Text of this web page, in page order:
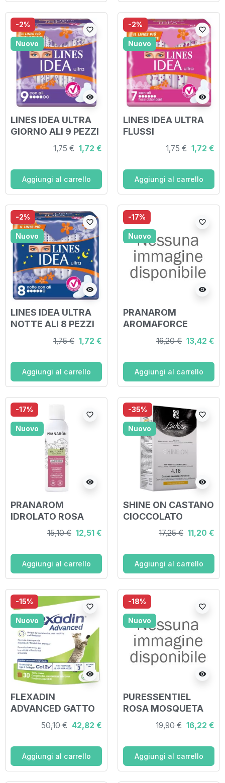
-2%
Nuovo
visibility
favorite_border
LINES IDEA ULTRA
GIORNO ALI 9 PEZZI
1,75 € 1,72 €
Aggiungi al carrello
-2%
Nuovo
visibility
favorite_border
LINES IDEA ULTRA
FLUSSI
ABBONDANTI 7
1,75 € 1,72 €
Aggiungi al carrello
-2%
Nuovo
visibility
favorite_border
LINES IDEA ULTRA
NOTTE ALI 8 PEZZI
1,75 € 1,72 €
Aggiungi al carrello
-17%
Nuovo
visibility
favorite_border
PRANAROM
AROMAFORCE
GOMME IMMUNITA'
JUNIOR 45 G
16,20 € 13,42 €
Aggiungi al carrello
-17%
Nuovo
visibility
favorite_border
PRANAROM
IDROLATO ROSA
DAMASCENA
LUMINOSITA' PER
PELLE 150 ML
15,10 € 12,51 €
Aggiungi al carrello
-35%
Nuovo
visibility
favorite_border
SHINE ON CASTANO
CIOCCOLATO
FONDENTE 4,18
FLACONE 75 ML +
17,25 € 11,20 €
Aggiungi al carrello
-15%
Nuovo
visibility
favorite_border
FLEXADIN
ADVANCED GATTO
TUTTE LE TAGLIE
BUSTA DA 30
APPETIBILI
50,10 € 42,82 €
Aggiungi al carrello
-18%
Nuovo
visibility
favorite_border
PURESSENTIEL
ROSA MOSQUETA
OLIO VEGETALE 50
19,90 € 16,22 €
Aggiungi al carrello